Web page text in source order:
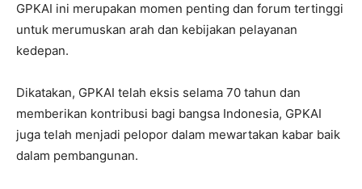
GPKAI ini merupakan momen penting dan forum tertinggi
untuk merumuskan arah dan kebijakan pelayanan
kedepan.
Dikatakan, GPKAI telah eksis selama 70 tahun dan
memberikan kontribusi bagi bangsa Indonesia, GPKAI
juga telah menjadi pelopor dalam mewartakan kabar baik
dalam pembangunan.